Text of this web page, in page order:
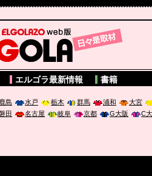
BLOGOLA
エルゴラ最新情報 書籍
鹿島 水戸 栃木 群馬 浦和
大宮
田 名古屋 岐阜 京都 G大阪
C